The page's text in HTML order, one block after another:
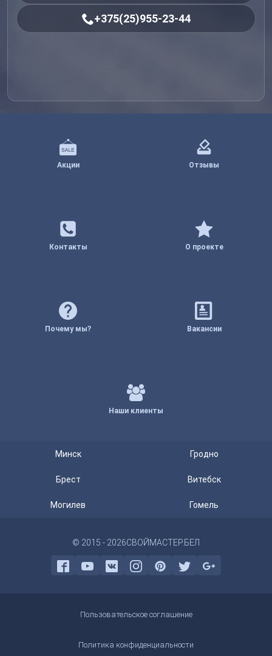
+375(25)955-23-44
Акции Отзывы
Контакты О проекте
Почему мы? Вакансии
Наши клиенты
Минск Гродно
Брест Витебск
Могилев Гомель
© 2015 - 2026СВОЙМАСТЕР.БЕЛ
Пользовательское соглашение
Политика конфиденциальности